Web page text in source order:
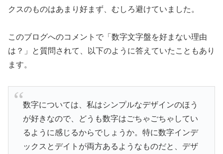
クスのものはあまり好まず、むしろ避けていました。
このブログへのコメントで「数字文字盤を好まない理由
は？」と質問されて、以下のように答えていたこともあり
ます。
数字については、私はシンプルなデザインのほう
が好きなので、どうも数字はごちゃごちゃしてい
るように感じるからでしょうか。特に数字インデ
ックスとデイトが両方あるようなものだと、デザ